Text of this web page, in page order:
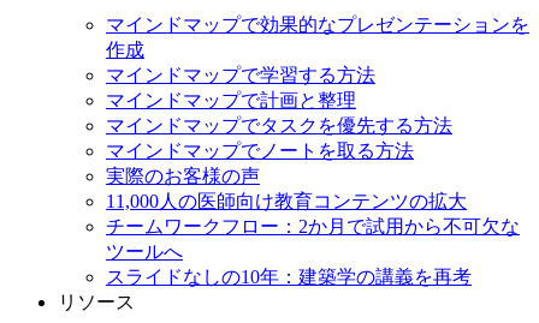
マインドマップで効果的なプレゼンテーションを
作成
マインドマップで学習する方法
マインドマップで計画と整理
マインドマップでタスクを優先する方法
マインドマップでノートを取る方法
実際のお客様の声
11,000人の医師向け教育コンテンツの拡大
チームワークフロー：2か月で試用から不可欠な
ツールへ
スライドなしの10年：建築学の講義を再考
リソース